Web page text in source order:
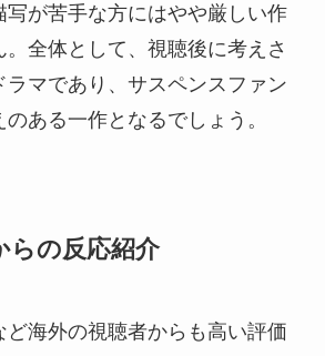
写が苦手な方にはやや厳しい作
全体として、視聴後に考えさ
ラマであり、サスペンスファン
ある一作となるでしょう。
らの反応紹介
ど海外の視聴者からも高い評価